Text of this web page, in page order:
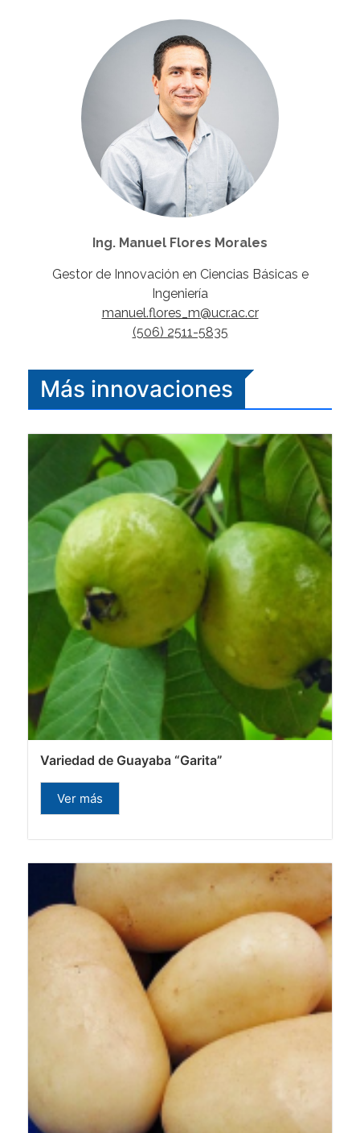
Ing. Manuel Flores Morales
Gestor de Innovación en Ciencias Básicas e
Ingeniería
manuel.flores_m@ucr.ac.cr
(506) 2511-5835
Más innovaciones
Variedad de Guayaba “Garita”
Ver más